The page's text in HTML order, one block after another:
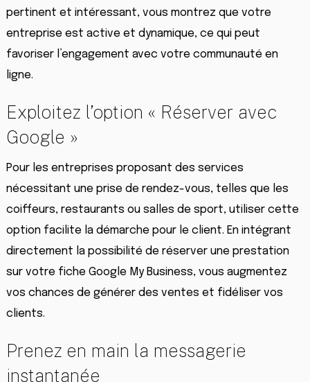
pertinent et intéressant, vous montrez que votre
entreprise est active et dynamique, ce qui peut
favoriser l’engagement avec votre communauté en
ligne.
Exploitez l’option « Réserver avec
Google »
Pour les entreprises proposant des services
nécessitant une prise de rendez-vous, telles que les
coiffeurs, restaurants ou salles de sport, utiliser cette
option facilite la démarche pour le client. En intégrant
directement la possibilité de réserver une prestation
sur votre fiche Google My Business, vous augmentez
vos chances de générer des ventes et fidéliser vos
clients.
Prenez en main la messagerie
instantanée